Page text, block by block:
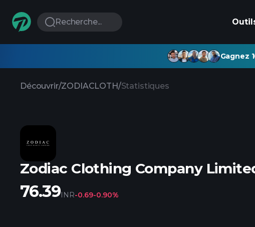
Recherche...
Gagnez
Découvrir/ZODIACLOTH/Statistiques
Zodiac Clothing Company
76.39INR-0.69-0.90%